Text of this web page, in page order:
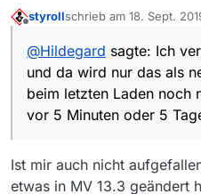
nur das als
letzten
Nachdem die
von den
ist, wäre das
Offline
styrollschrieb am 18. Sept.
zuletzt editiert von
@Hildegard sagte: Ich
und da wird nur das als
beim letzten Laden noch
vor 5 Minuten oder 5
Ist mir auch nicht
etwas in MV 13.3 geändert